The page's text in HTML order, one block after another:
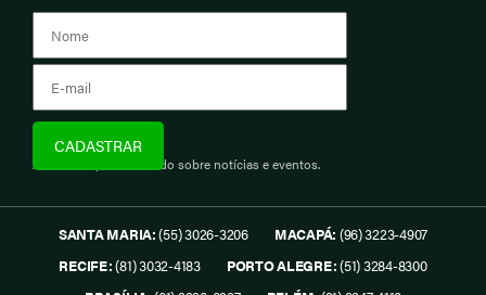
Assine e fique informado sobre notícias e eventos.
SANTA MARIA:(55) 3026-3206 MACAPÁ: (96) 3223-4907
RECIFE:(81) 3032-4183 PORTO ALEGRE:(51) 3284-8300